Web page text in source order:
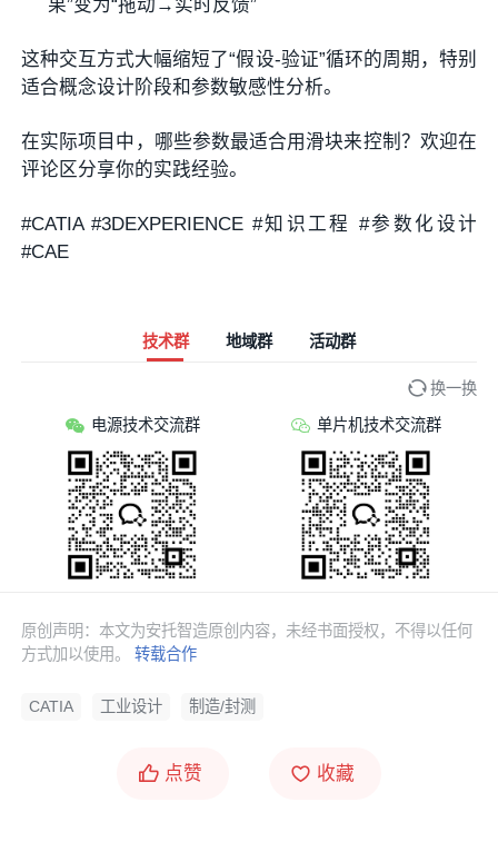
果”变为“拖动→实时反馈”
这种交互方式大幅缩短了“假设-验证”循环的周期，特别
适合概念设计阶段和参数敏感性分析。
在实际项目中，哪些参数最适合用滑块来控制？欢迎在
评论区分享你的实践经验。
#CATIA #3DEXPERIENCE #知识工程 #参数化设计
#CAE
技术群 地域群 活动群
换一换
电源技术交流群 单片机技术交流群
原创声明：本文为安托智造原创内容，未经书面授权，不得以任何
方式加以使用。转载合作
CATIA 工业设计 制造/封测
点赞 收藏